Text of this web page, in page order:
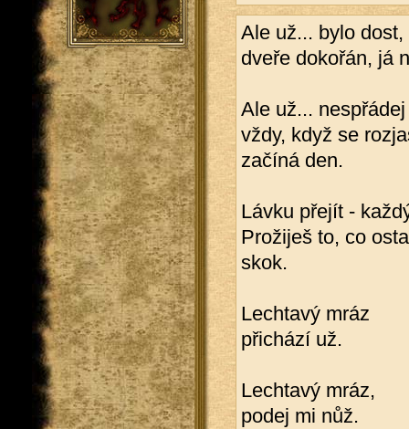
Ale už... bylo dost,
dveře dokořán, já
Ale už...
vždy, když se
začíná den.
Lávku přejít -
Prožiješ to, co
skok.
Lechtavý mráz
přichází už.
Lechtavý mráz,
podej mi nůž.